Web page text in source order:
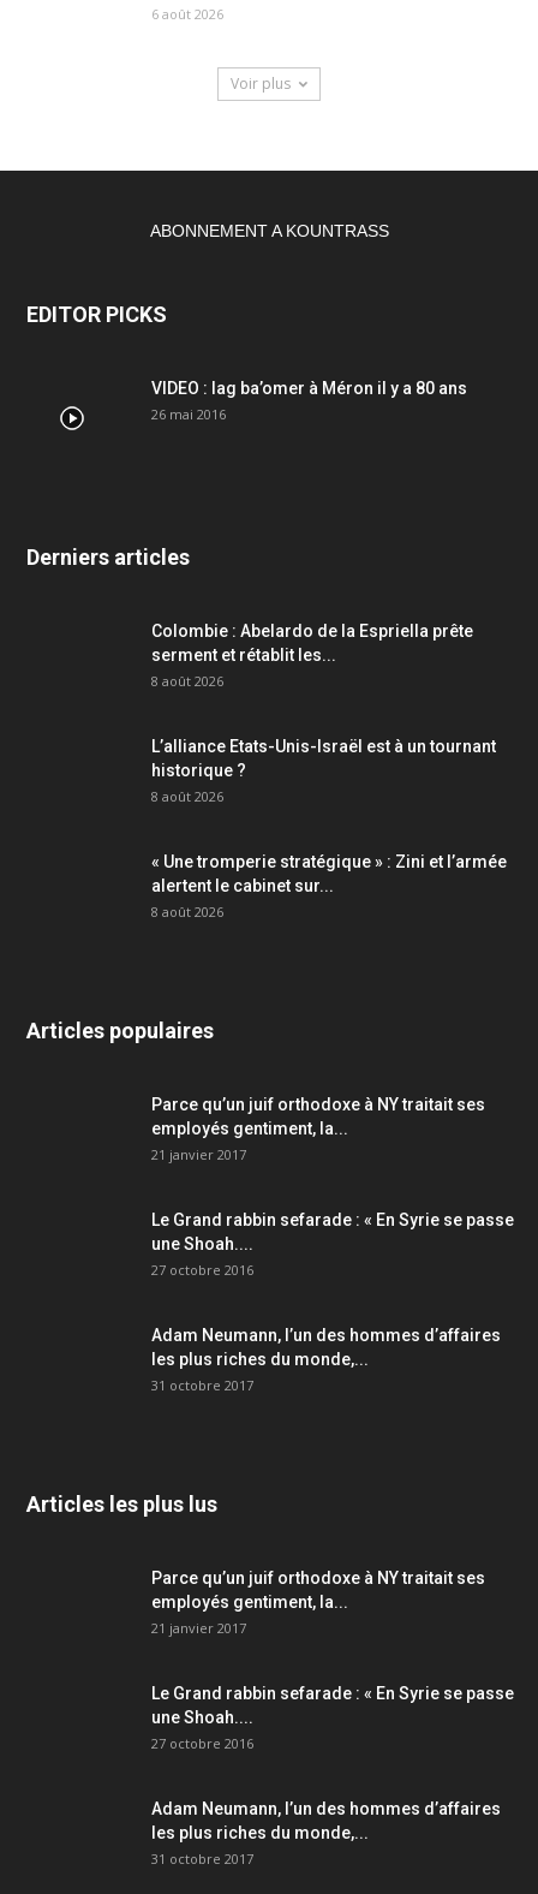
6 août 2026
Voir plus
ABONNEMENT A KOUNTRASS
EDITOR PICKS
VIDEO : lag ba’omer à Méron il y a 80 ans
26 mai 2016
Derniers articles
Colombie : Abelardo de la Espriella prête
serment et rétablit les...
8 août 2026
L’alliance Etats-Unis-Israël est à un tournant
historique ?
8 août 2026
« Une tromperie stratégique » : Zini et l’armée
alertent le cabinet sur...
8 août 2026
Articles populaires
Parce qu’un juif orthodoxe à NY traitait ses
employés gentiment, la...
21 janvier 2017
Le Grand rabbin sefarade : « En Syrie se passe
une Shoah....
27 octobre 2016
Adam Neumann, l’un des hommes d’affaires
les plus riches du monde,...
31 octobre 2017
Articles les plus lus
Parce qu’un juif orthodoxe à NY traitait ses
employés gentiment, la...
21 janvier 2017
Le Grand rabbin sefarade : « En Syrie se passe
une Shoah....
27 octobre 2016
Adam Neumann, l’un des hommes d’affaires
les plus riches du monde,...
31 octobre 2017